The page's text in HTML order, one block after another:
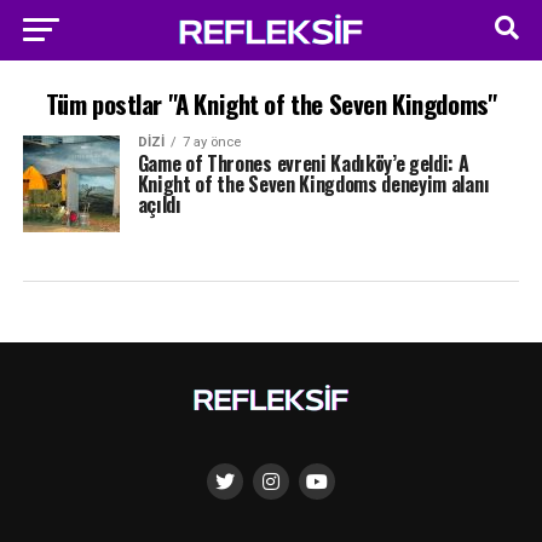
Tüm postlar "A Knight of the Seven Kingdoms"
DIZI 7 ay önce
Game of Thrones evreni Kadıköy’e geldi: A
Knight of the Seven Kingdoms deneyim alanı
açıldı